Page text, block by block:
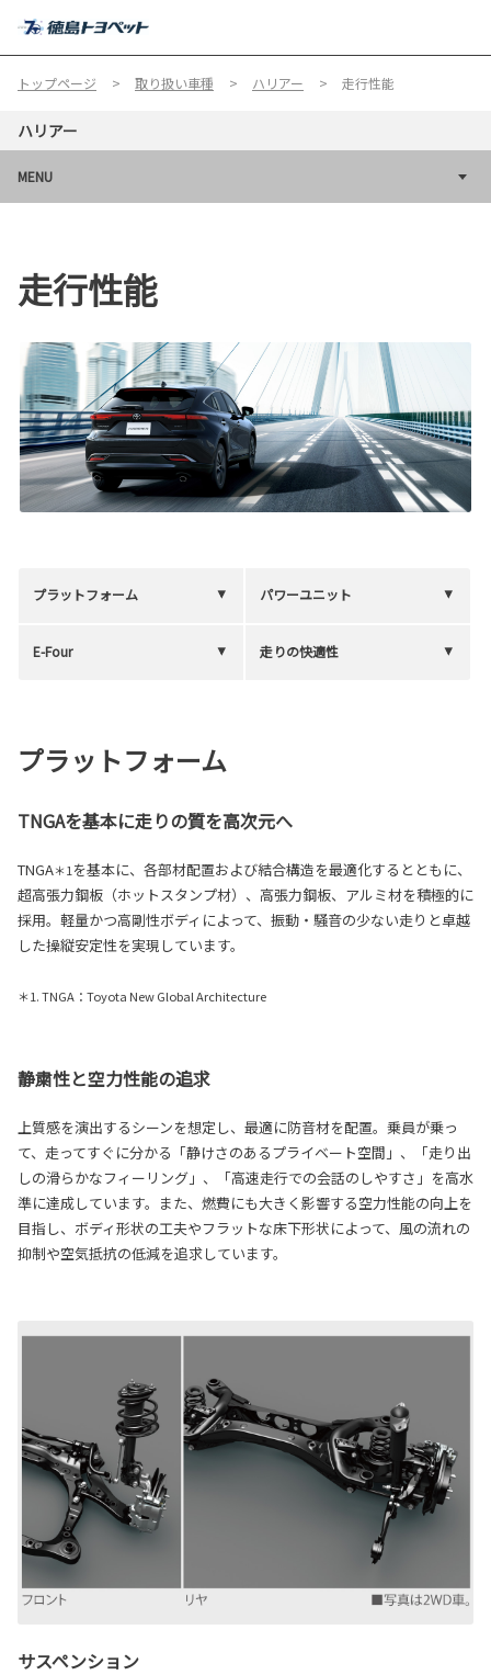
トップページ 取り扱い車種 ハリアー 走行性能
ハリアー
MENU
走行性能
プラットフォーム パワーユニット
E-Four 走りの快適性
プラットフォーム
TNGAを基本に走りの質を高次元へ
TNGA＊1 を基本に、各部材配置および結合構造を最適化するとともに、
超高張力鋼板（ホットスタンプ材）、高張力鋼板、アルミ材を積極的に
採用。軽量かつ高剛性ボディによって、振動・騒音の少ない走りと卓越
した操縦安定性を実現しています。
＊1. TNGA：Toyota New Global Architecture
静粛性と空力性能の追求
上質感を演出するシーンを想定し、最適に防音材を配置。乗員が乗っ
て、走ってすぐに分かる「静けさのあるプライベート空間」、「走り出
しの滑らかなフィーリング」、「高速走行での会話のしやすさ」を高水
準に達成しています。また、燃費にも大きく影響する空力性能の向上を
目指し、ボディ形状の工夫やフラットな床下形状によって、風の流れの
抑制や空気抵抗の低減を追求しています。
サスペンション